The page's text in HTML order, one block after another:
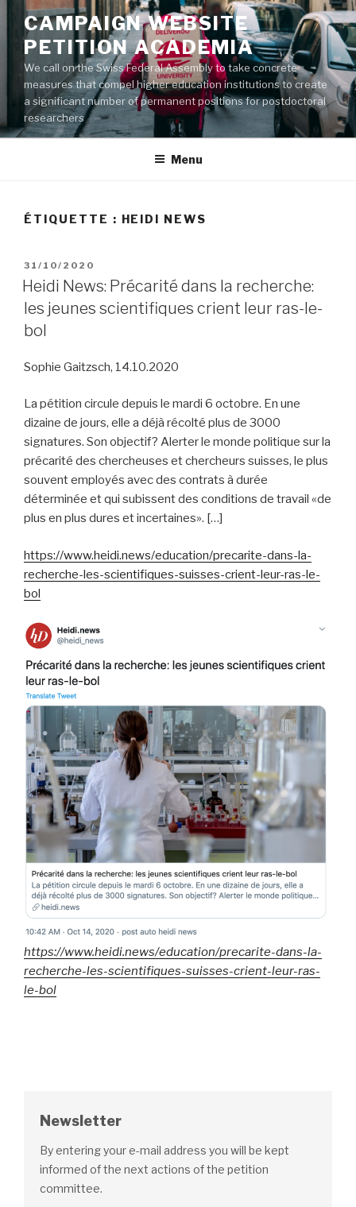
contenu
principal
CAMPAIGN WEBSITE
PETITION ACADEMIA
We call on the Swiss Federal Assembly to take concrete
measures that compel higher education institutions to create
a significant number of permanent positions for postdoctoral
researchers
Menu
ÉTIQUETTE : HEIDI NEWS
PUBLIÉ
LE
31/10/2020
Heidi News: Précarité dans la recherche:
les jeunes scientifiques crient leur ras-le-
bol
Sophie Gaitzsch, 14.10.2020
La pétition circule depuis le mardi 6 octobre. En une
dizaine de jours, elle a déjà récolté plus de 3000
signatures. Son objectif? Alerter le monde politique sur la
précarité des chercheuses et chercheurs suisses, le plus
souvent employés avec des contrats à durée
déterminée et qui subissent des conditions de travail «de
plus en plus dures et incertaines». […]
https://www.heidi.news/education/precarite-dans-la-
recherche-les-scientifiques-suisses-crient-leur-ras-le-
bol
https://www.heidi.news/education/precarite-dans-la-
recherche-les-scientifiques-suisses-crient-leur-ras-
le-bol
Newsletter
By entering your e-mail address you will be kept
informed of the next actions of the petition
committee.